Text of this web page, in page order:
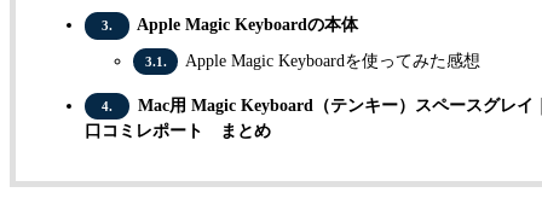
3. Apple Magic Keyboardの本体
3.1. Apple Magic Keyboardを使ってみた感想
4.
Mac用 Magic Keyboard（テンキー）スペースグレイ
口コミレポート まとめ